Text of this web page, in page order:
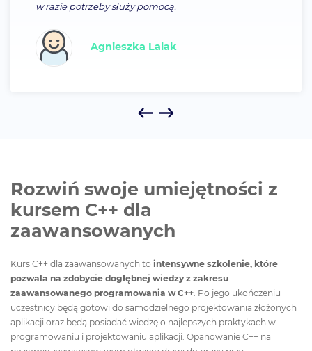
w razie potrzeby służy pomocą.
Agnieszka Lalak
Rozwiń swoje umiejętności z
kursem C++ dla
zaawansowanych
Kurs C++ dla zaawansowanych to intensywne szkolenie, które
pozwala na zdobycie dogłębnej wiedzy z zakresu
zaawansowanego programowania w C++ . Po jego ukończeniu
uczestnicy będą gotowi do samodzielnego projektowania złożonych
aplikacji oraz będą posiadać wiedzę o najlepszych praktykach w
programowaniu i projektowaniu aplikacji. Opanowanie C++ na